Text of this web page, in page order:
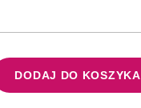
DODAJ DO KOSZYKA